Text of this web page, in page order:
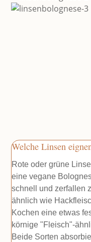
Welche Linsen
Rote oder grüne
eine vegane
schnell und zerfallen
ähnlich wie
Kochen eine etwas
körnige "Fleisch"-
Beide Sorten